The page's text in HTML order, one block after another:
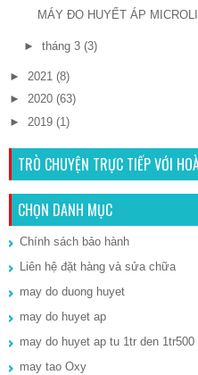
MÁY ĐO HUYẾT ÁP
► tháng 3 (3)
► 2021 (8)
► 2020 (63)
► 2019 (1)
TRÒ CHUYỆN TRỰC TIẾP VỚI
CHỌN DANH MỤC
Chính sách bảo hành
Liên hệ đặt hàng và sửa chữa
may do duong huyet
may do huyet ap
may do huyet ap tu 1tr den 1tr500
may tao Oxy